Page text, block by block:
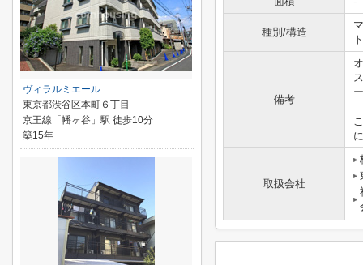
種別/構造
ト
備考
取扱会社
ヴィラルミエール
東京都渋谷区本町６丁目
京王線「幡ヶ谷」駅 徒歩10分
築15年